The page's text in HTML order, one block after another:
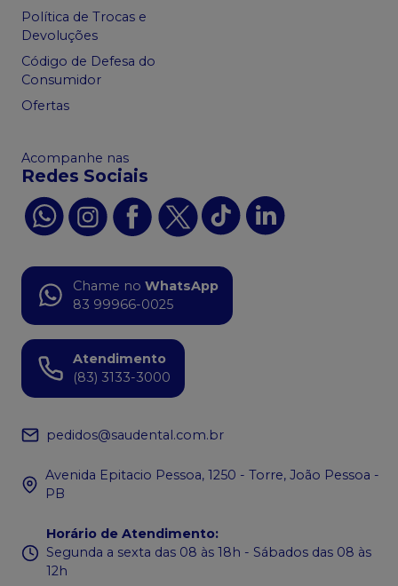
Política de Trocas e
Devoluções
Código de Defesa do
Consumidor
Ofertas
Acompanhe nas
Redes Sociais
Chame no WhatsApp
83 99966-0025
Atendimento
(83) 3133-3000
pedidos@saudental.com.br
Avenida Epitacio Pessoa, 1250 - Torre, João Pessoa -
PB
Horário de Atendimento:
Segunda a sexta das 08 às 18h - Sábados das 08 às
12h